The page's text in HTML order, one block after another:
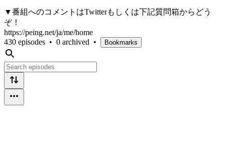
▼番組へのコメントはTwitterもしくは下記質問箱からどう
ぞ！
https://peing.net/ja/me/home
430 episodes • 0 archived • Bookmarks